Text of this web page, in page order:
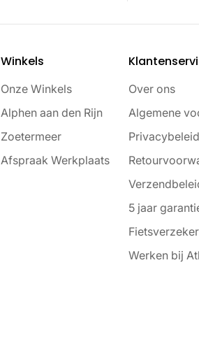
Winkels
Onze Winkels
Alphen aan den Rijn
Zoetermeer
Afspraak Werkplaats
Over ons
Algemene
Privacybeleid
5 jaar
Werken bij